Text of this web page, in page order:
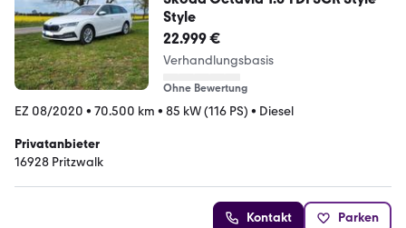
Style
22.999 €
Verhandlungsbasis
Ohne Bewertung
EZ 08/2020 • 70.500 km • 85 kW (116 PS) • Diesel
Privatanbieter
16928 Pritzwalk
Kontakt Parken